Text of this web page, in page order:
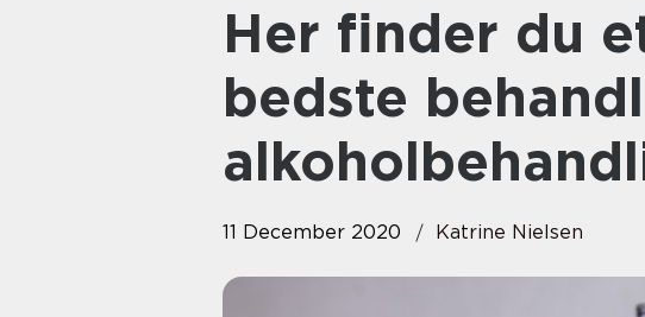
Her finder du et af landets
bedste
11 December 2020 Katrine Nielsen